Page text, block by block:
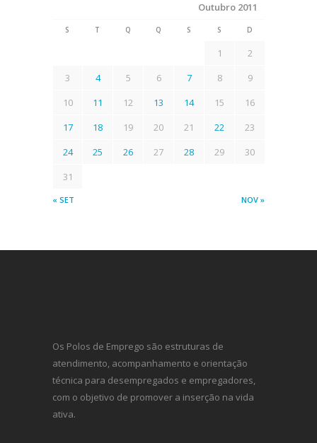
Outubro 2011
S T Q Q S S D
« SET NOV »
1
2
3
4 5 6 7 8
9
10
11 12 13 14 15
16
17
18 19 20 21 22
23
24
25 26 27 28 29
30
31
Os Polos de Emprego são estruturas de
atendimento, acompanhamento e orientação
técnica para desempregados e empregadores,
com o objetivo de promover a inserção na vida
ativa.